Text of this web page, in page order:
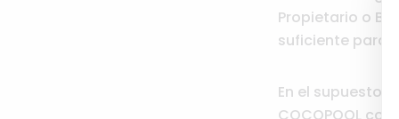
Propietario o
suficiente para
En el supuesto